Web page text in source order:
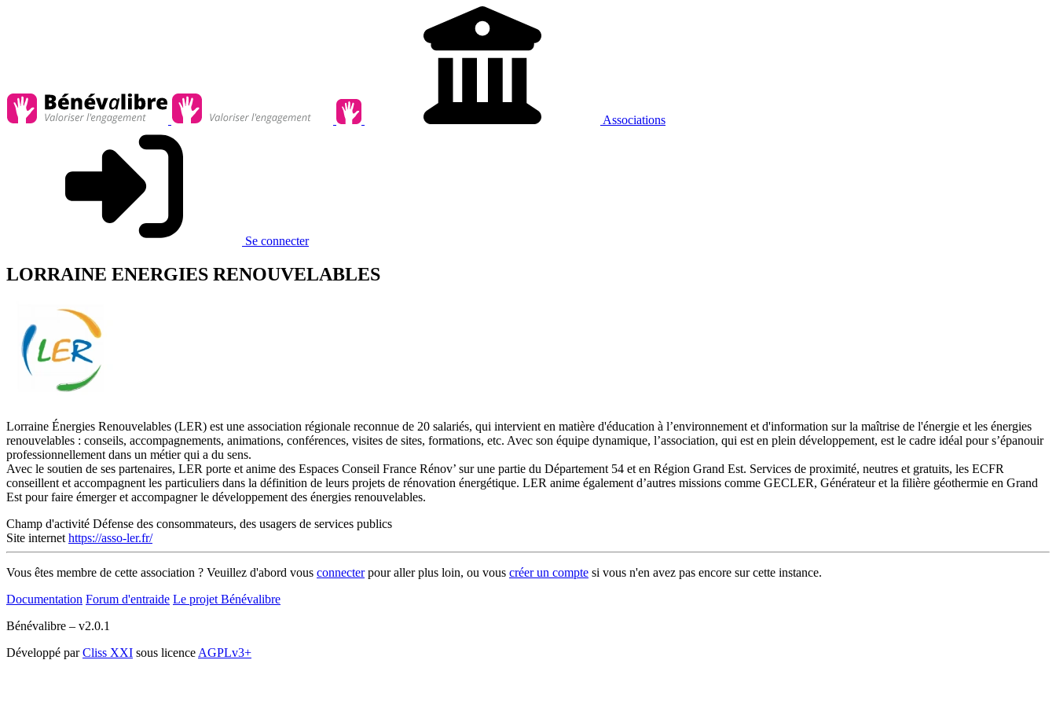
Associations
Se connecter
LORRAINE ENERGIES RENOUVELABLES
Lorraine Énergies Renouvelables (LER) est une association régionale reconnue de 20 salariés, qui intervient en matière d'éducation à l’environnement et d'information sur la maîtrise de l'énergie et les énergies
renouvelables : conseils, accompagnements, animations, conférences, visites de sites, formations, etc. Avec son équipe dynamique, l’association, qui est en plein développement, est le cadre idéal pour s’épanouir
professionnellement dans un métier qui a du sens.
Avec le soutien de ses partenaires, LER porte et anime des Espaces Conseil France Rénov’ sur une partie du Département 54 et en Région Grand Est. Services de proximité, neutres et gratuits, les ECFR
conseillent et accompagnent les particuliers dans la définition de leurs projets de rénovation énergétique. LER anime également d’autres missions comme GECLER, Générateur et la filière géothermie en Grand
Est pour faire émerger et accompagner le développement des énergies renouvelables.
Champ d'activité Défense des consommateurs, des usagers de services publics
Site internet https://asso-ler.fr/
Vous êtes membre de cette association ? Veuillez d'abord vous connecterpour aller plus loin, ou vous créer un compte si vous n'en avez pas encore sur cette instance.
Documentation Forum d'entraide Le projet Bénévalibre
Bénévalibre – v2.0.1
Développé parCliss XXI sous licence AGPLv3+